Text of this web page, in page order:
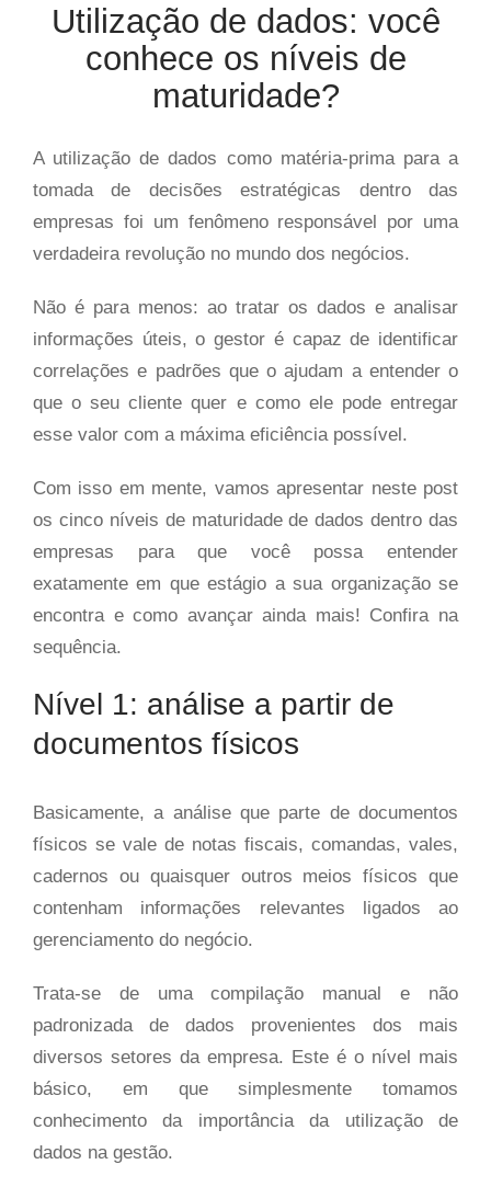
Utilização de dados: você
conhece os níveis de
maturidade?
A utilização de dados como matéria-prima para a
tomada de decisões estratégicas dentro das
empresas foi um fenômeno responsável por uma
verdadeira revolução no mundo dos negócios.
Não é para menos: ao tratar os dados e analisar
informações úteis, o gestor é capaz de identificar
correlações e padrões que o ajudam a entender o
que o seu cliente quer e como ele pode entregar
esse valor com a máxima eficiência possível.
Com isso em mente, vamos apresentar neste post
os cinco níveis de maturidade de dados dentro das
empresas para que você possa entender
exatamente em que estágio a sua organização se
encontra e como avançar ainda mais! Confira na
sequência.
Nível 1: análise a partir de
documentos físicos
Basicamente, a análise que parte de documentos
físicos se vale de notas fiscais, comandas, vales,
cadernos ou quaisquer outros meios físicos que
contenham informações relevantes ligados ao
gerenciamento do negócio.
Trata-se de uma compilação manual e não
padronizada de dados provenientes dos mais
diversos setores da empresa. Este é o nível mais
básico, em que simplesmente tomamos
conhecimento da importância da utilização de
dados na gestão.